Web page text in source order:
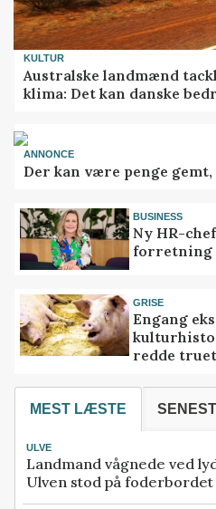
KULTUR
Australske landmænd
klima: Det kan danske
ANNONCE
Der kan være penge
BUSINESS
Ny HR-
forretning
GRISE
Engang
redde
MEST LÆSTE
ULVE
Landmand vågnede ved
Ulven stod på foderbordet